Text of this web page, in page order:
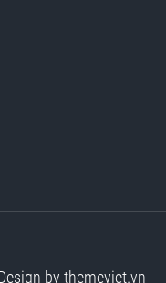
by themeviet.vn